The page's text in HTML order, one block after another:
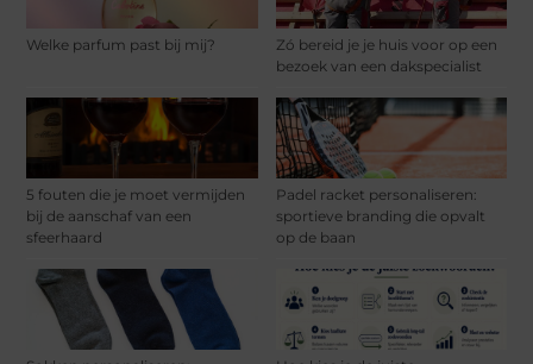
Welke parfum past bij mij?
Zó bereid je je huis voor op een
bezoek van een dakspecialist
5 fouten die je moet vermijden
bij de aanschaf van een
sfeerhaard
Padel racket personaliseren:
sportieve branding die opvalt
op de baan